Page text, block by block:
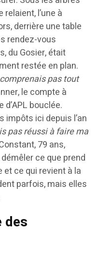
l’une à
derrière une table
rendez-vous
du Gosier, était
restée en plan.
pas tout
le compte à
bouclée.
impôts ici depuis l’an
pas réussi à faire ma
79 ans,
ce que prend
ce qui revient à la
parfois, mais elles
des